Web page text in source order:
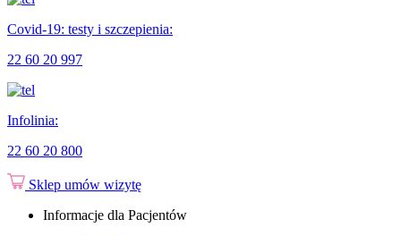
Covid-19: testy i szczepienia:
22 60 20 997
Infolinia:
22 60 20 800
Sklep umów wizytę
Informacje dla Pacjentów